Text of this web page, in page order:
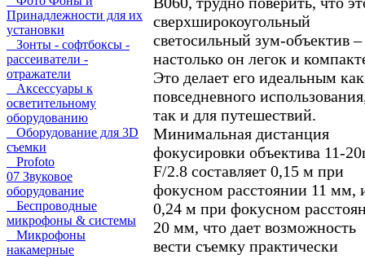
Принадлежности для их
установки
Зонты - софтбоксы -
рассеиватели -
отражатели
Аксессуары к
осветительному
оборудованию
Оборудование для 3D
съемки
Profoto
07 Звуковое
оборудование
Беспроводные
микрофоны & системы
Микрофоны
накамерные
сверхширокоугольный
светосильный зум-объектив –
настолько он легок и
Это делает его идеальным
повседневного
так и для путешествий.
Минимальная дистанция
фокусировки объектива 11-
F/2.8 составляет 0,15 м при
фокусном расстоянии 11 мм,
0,24 м при фокусном
20 мм, что дает возможность
вести съемку практически